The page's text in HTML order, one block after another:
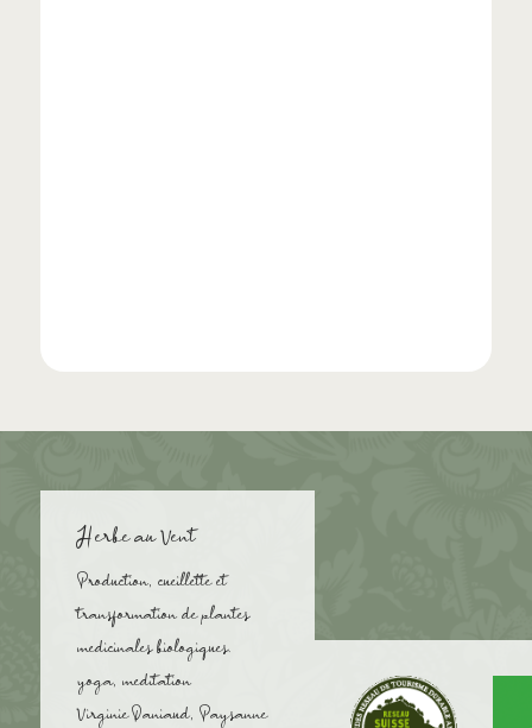
Herbe au Vent
Production, cueillette et
transformation de plantes
medicinales biologiques.
yoga, meditation
Virginie Daniaud, Paysanne